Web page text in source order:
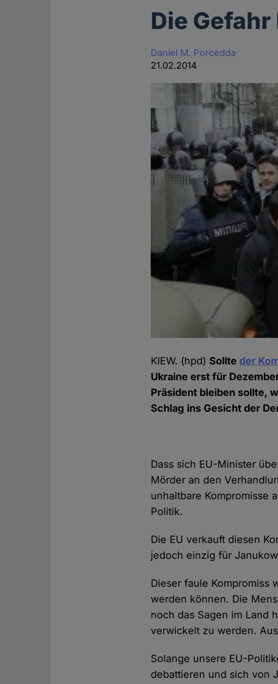
Die
Daniel M. Porcedda
21.02.2014
KIEW. (hpd) Sollte der
Ukraine erst für
Präsident bleiben sollte,
Schlag ins Gesicht der
Dass sich EU-Minister
Mörder an den
unhaltbare Kompromisse
Politik.
Die EU verkauft diesen
jedoch einzig für
Dieser faule Kompromiss
werden können. Die
noch das Sagen im Land
verwickelt zu werden.
Solange unsere EU-
debattieren und sich von